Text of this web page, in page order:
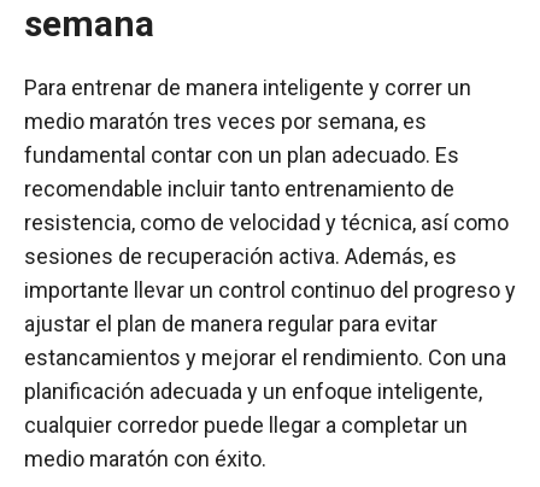
semana
Para entrenar de manera inteligente y correr un
medio maratón tres veces por semana, es
fundamental contar con un plan adecuado. Es
recomendable incluir tanto entrenamiento de
resistencia, como de velocidad y técnica, así como
sesiones de recuperación activa. Además, es
importante llevar un control continuo del progreso y
ajustar el plan de manera regular para evitar
estancamientos y mejorar el rendimiento. Con una
planificación adecuada y un enfoque inteligente,
cualquier corredor puede llegar a completar un
medio maratón con éxito.